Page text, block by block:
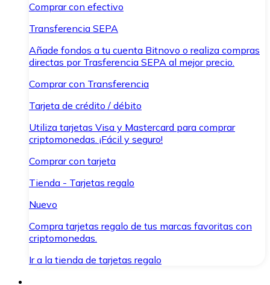
Comprar con efectivo
Transferencia SEPA
Añade fondos a tu cuenta Bitnovo o realiza compras
directas por Trasferencia SEPA al mejor precio.
Comprar con Transferencia
Tarjeta de crédito / débito
Utiliza tarjetas Visa y Mastercard para comprar
criptomonedas. ¡Fácil y seguro!
Comprar con tarjeta
Tienda - Tarjetas regalo
Nuevo
Compra tarjetas regalo de tus marcas favoritas con
criptomonedas.
Ir a la tienda de tarjetas regalo